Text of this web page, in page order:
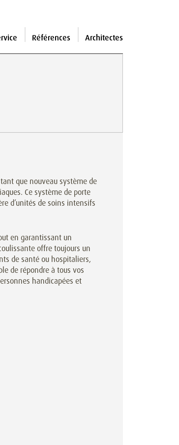
Références Architectes
que nouveau système de
Ce système de porte
d’unités de soins intensifs
en garantissant un
offre toujours un
de santé ou hospitaliers,
de répondre à tous vos
handicapées et